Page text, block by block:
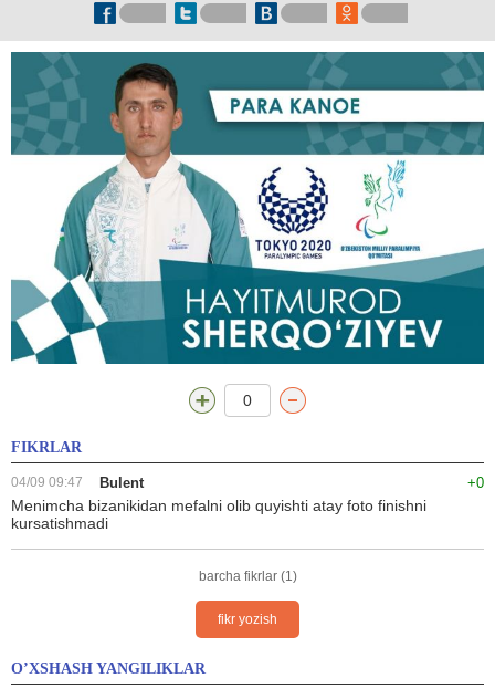
0
FIKRLAR
+0
04/09 09:47 Bulent
Menimcha bizanikidan mefalni olib quyishti atay foto finishni
kursatishmadi
barcha fikrlar (1)
fikr yozish
O’XSHASH YANGILIKLAR